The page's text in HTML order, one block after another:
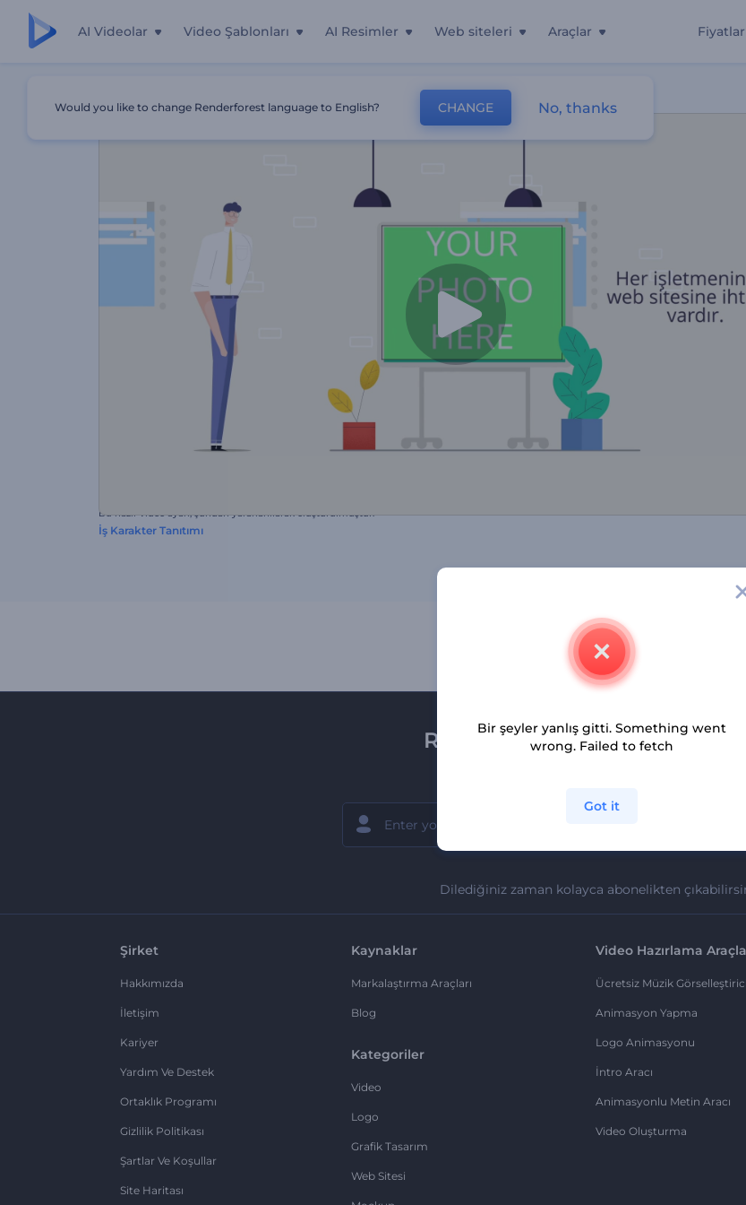
AI Videolar Video Şablonları AI Resimler Web siteleri Araçlar Fiyatlar
Bu hazır video ayarı, şundan yararlanılarak oluşturulmuştur:
İş Karakter Tanıtımı
Renderforest bültenine üye
Dilediğiniz zaman kolayca abonelikten
Şirket
Hakkımızda
İletişim
Kariyer
Yardım Ve Destek
Ortaklık Programı
Gizlilik Politikası
Şartlar Ve Koşullar
Site Haritası
Kaynaklar
Markalaştırma Araçları
Blog
Kategoriler
Video
Logo
Grafik Tasarım
Web Sitesi
Video Hazırlama
Ücretsiz Müzik Görselleştirici
Animasyon Yapma
Logo Animasyonu
İntro Aracı
Animasyonlu Metin Aracı
Video Oluşturma
Would you like to change Renderforest language to English? CHANGE No, thanks
Bir şeyler yanlış gitti. Something went
wrong. Failed to fetch
Got it